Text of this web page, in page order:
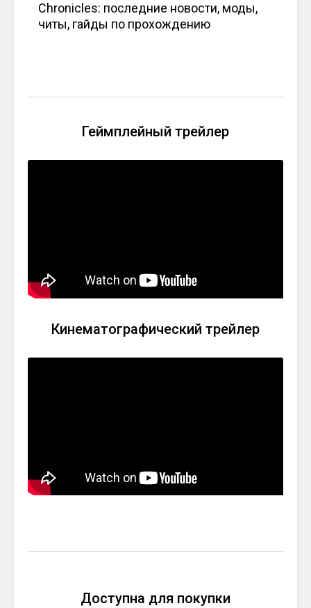
Chronicles: последние новости, моды,
читы, гайды по прохождению
Геймплейный трейлер
Кинематографический трейлер
Доступна для покупки